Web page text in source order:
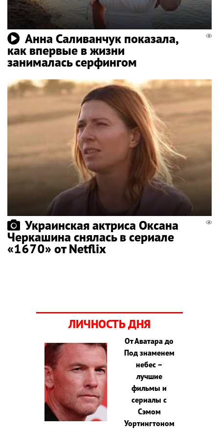
Анна Саливанчук показала,
как впервые в жизни
занималась серфингом
Украинская актриса Оксана
Черкашина снялась в сериале
«1670» от Netflix
ЛИЧНОСТЬ ДНЯ
От Аватара до
Под знаменем
небес –
лучшие
фильмы и
сериалы с
Сэмом
Уортингтоном